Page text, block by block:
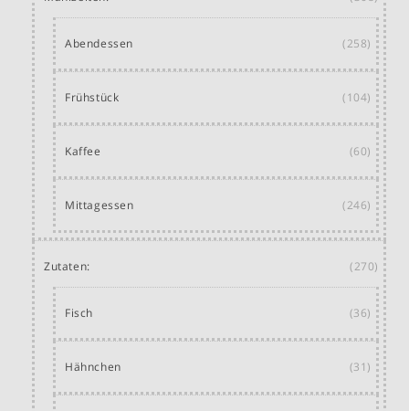
Abendessen (258)
Frühstück (104)
Kaffee (60)
Mittagessen (246)
Zutaten: (270)
Fisch (36)
Hähnchen (31)